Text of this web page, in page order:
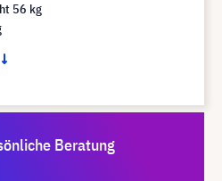
56 kg
Beratung